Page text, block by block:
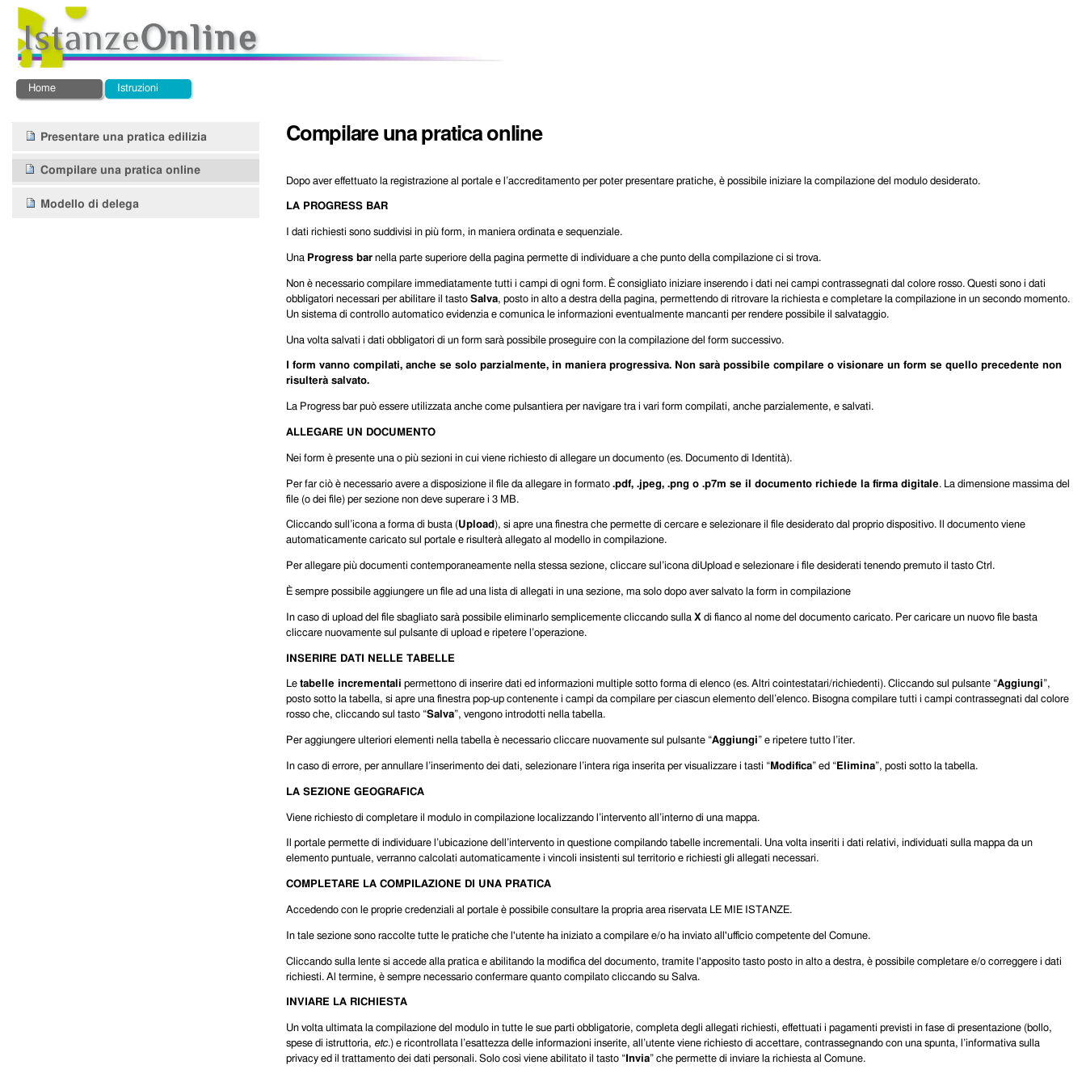
Salta
contenuti.
Salta
alla
navigazione
Strumenti
personali
Sezioni
Home Istruzioni
Compilare una pratica online
Dopo aver effettuato la registrazione al portale e l’accreditamento per poter presentare pratiche, è possibile iniziare la compilazione del modulo desiderato.
LA PROGRESS BAR
I dati richiesti sono suddivisi in più form, in maniera ordinata e sequenziale.
Una Progress bar nella parte superiore della pagina permette di individuare a che punto della compilazione ci si trova.
Non è necessario compilare immediatamente tutti i campi di ogni form. È consigliato iniziare inserendo i dati nei campi contrassegnati dal colore rosso. Questi sono i dati
obbligatori necessari per abilitare il tastoSalva, posto in alto a destra della pagina, permettendo di ritrovare la richiesta e completare la compilazione in un secondo momento.
Un sistema di controllo automatico evidenzia e comunica le informazioni eventualmente mancanti per rendere possibile il salvataggio.
Una volta salvati i dati obbligatori di un form sarà possibile proseguire con la compilazione del form successivo.
I form vanno compilati, anche se solo parzialmente, in maniera progressiva. Non sarà possibile compilare o visionare un form se quello precedente non
risulterà salvato.
La Progress bar può essere utilizzata anche come pulsantiera per navigare tra i vari form compilati, anche parzialemente, e salvati.
ALLEGARE UN DOCUMENTO
Nei form è presente una o più sezioni in cui viene richiesto di allegare un documento (es. Documento di Identità).
Per far ciò è necessario avere a disposizione il file da allegare in formato.pdf, .jpeg, .png o .p7m se il documento richiede la firma digitale. La dimensione massima del
file (o dei file) per sezione non deve superare i 3 MB.
Cliccando sull’icona a forma di busta (Upload ), si apre una finestra che permette di cercare e selezionare il file desiderato dal proprio dispositivo. Il documento viene
automaticamente caricato sul portale e risulterà allegato al modello in compilazione.
Per allegare più documenti contemporaneamente nella stessa sezione, cliccare sul’icona diUpload e selezionare i file desiderati tenendo premuto il tasto Ctrl.
È sempre possibile aggiungere un file ad una lista di allegati in una sezione, ma solo dopo aver salvato la form in compilazione
In caso di upload del file sbagliato sarà possibile eliminarlo semplicemente cliccando sullaX di fianco al nome del documento caricato. Per caricare un nuovo file basta
cliccare nuovamente sul pulsante di upload e ripetere l’operazione.
INSERIRE DATI NELLE TABELLE
Letabelle incrementali permettono di inserire dati ed informazioni multiple sotto forma di elenco (es. Altri cointestatari/richiedenti). Cliccando sul pulsante “Aggiungi”,
posto sotto la tabella, si apre una finestra pop-up contenente i campi da compilare per ciascun elemento dell’elenco. Bisogna compilare tutti i campi contrassegnati dal colore
rosso che, cliccando sul tasto “Salva”, vengono introdotti nella tabella.
Per aggiungere ulteriori elementi nella tabella è necessario cliccare nuovamente sul pulsante “Aggiungi” e ripetere tutto l’iter.
In caso di errore, per annullare l’inserimento dei dati, selezionare l’intera riga inserita per visualizzare i tasti “ Modifica” ed “ Elimina”, posti sotto la tabella.
LA SEZIONE GEOGRAFICA
Viene richiesto di completare il modulo in compilazione localizzando l’intervento all’interno di una mappa.
Il portale permette di individuare l’ubicazione dell’intervento in questione compilando tabelle incrementali. Una volta inseriti i dati relativi, individuati sulla mappa da un
elemento puntuale, verranno calcolati automaticamente i vincoli insistenti sul territorio e richiesti gli allegati necessari.
COMPLETARE LA COMPILAZIONE DI UNA PRATICA
Accedendo con le proprie credenziali al portale è possibile consultare la propria area riservata LE MIE ISTANZE.
In tale sezione sono raccolte tutte le pratiche che l'utente ha iniziato a compilare e/o ha inviato all'ufficio competente del Comune.
Cliccando sulla lente si accede alla pratica e abilitando la modifica del documento, tramite l'apposito tasto posto in alto a destra, è possibile completare e/o correggere i dati
richiesti. Al termine, è sempre necessario confermare quanto compilato cliccando su Salva.
INVIARE LA RICHIESTA
Un volta ultimata la compilazione del modulo in tutte le sue parti obbligatorie, completa degli allegati richiesti, effettuati i pagamenti previsti in fase di presentazione (bollo,
spese di istruttoria, etc.) e ricontrollata l’esattezza delle informazioni inserite, all’utente viene richiesto di accettare, contrassegnando con una spunta, l’informativa sulla
privacy ed il trattamento dei dati personali. Solo così viene abilitato il tasto “ Invia” che permette di inviare la richiesta al Comune.
Presentare una pratica edilizia
Compilare una pratica online
Modello di delega